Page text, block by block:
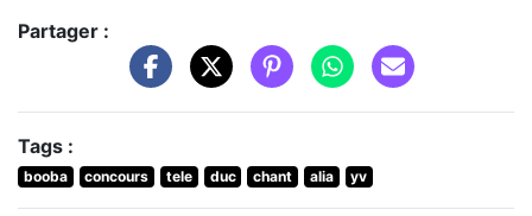
Partager :
Tags :
booba concours tele duc chant alia yv